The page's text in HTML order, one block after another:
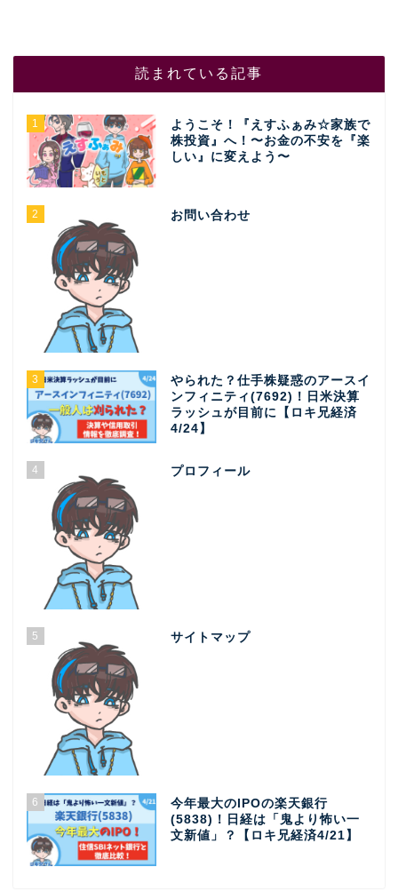
読まれている記事
1
ようこそ！『えすふぁみ☆家族で
株投資』へ！〜お金の不安を『楽
しい』に変えよう〜
2 お問い合わせ
3
やられた？仕手株疑惑のアースイ
ンフィニティ(7692)！日米決算
ラッシュが目前に【ロキ兄経済
4/24】
4 プロフィール
5 サイトマップ
6
今年最大のIPOの楽天銀行
(5838)！日経は「鬼より怖い一
文新値」？【ロキ兄経済4/21】